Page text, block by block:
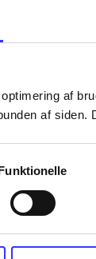
af
af